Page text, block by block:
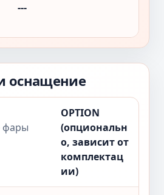
---
оснащение
фары
OPTION
(опциональн
о, зависит от
комплектац
ии)